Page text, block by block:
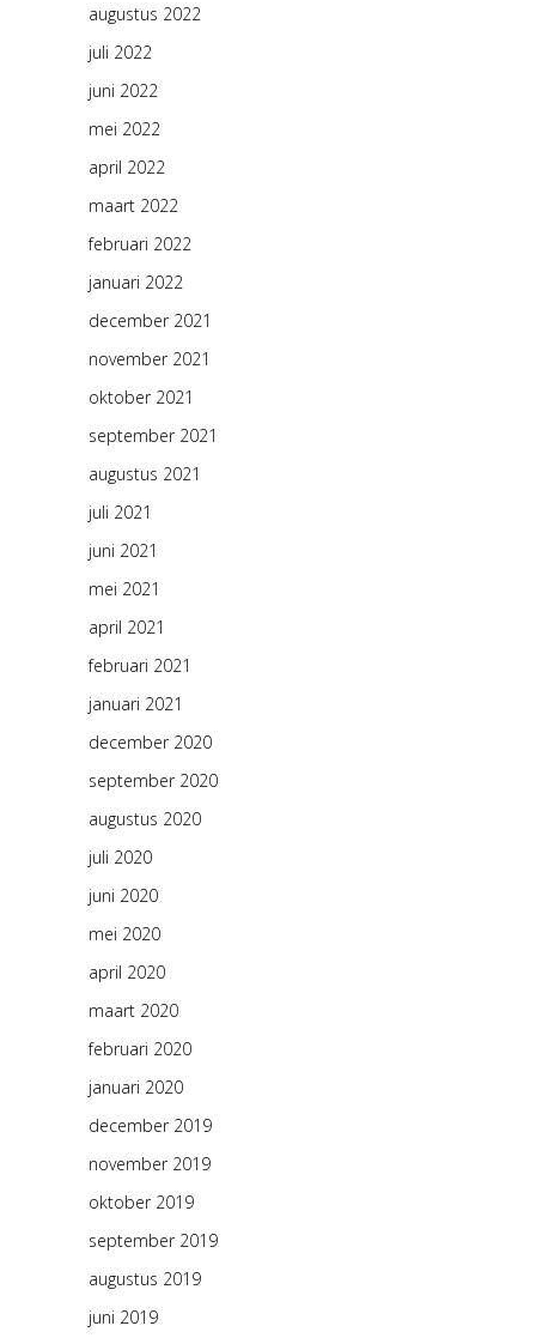
augustus 2022
juli 2022
juni 2022
mei 2022
april 2022
maart 2022
februari 2022
januari 2022
december 2021
november 2021
oktober 2021
september 2021
augustus 2021
juli 2021
juni 2021
mei 2021
april 2021
februari 2021
januari 2021
december 2020
september 2020
augustus 2020
juli 2020
juni 2020
mei 2020
april 2020
maart 2020
februari 2020
januari 2020
december 2019
november 2019
oktober 2019
september 2019
augustus 2019
juni 2019